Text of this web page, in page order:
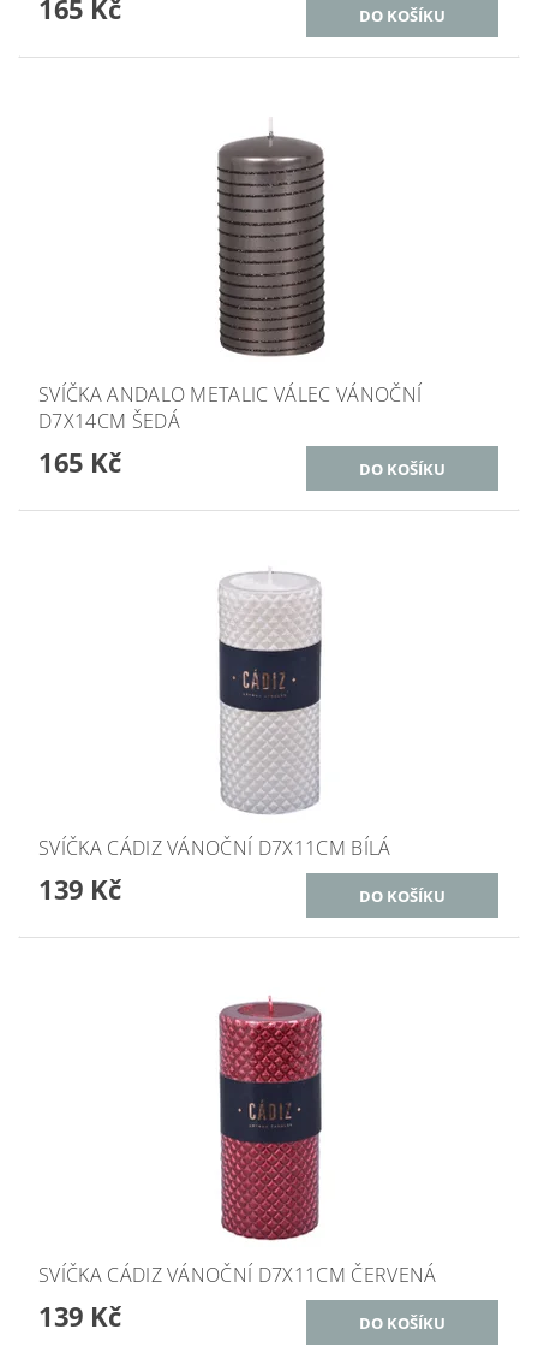
165 Kč
SVÍČKA ANDALO METALIC VÁLEC VÁNOČNÍ
D7X14CM ŠEDÁ
165 Kč
SVÍČKA CÁDIZ VÁNOČNÍ D7X11CM BÍLÁ
139 Kč
SVÍČKA CÁDIZ VÁNOČNÍ D7X11CM ČERVENÁ
139 Kč